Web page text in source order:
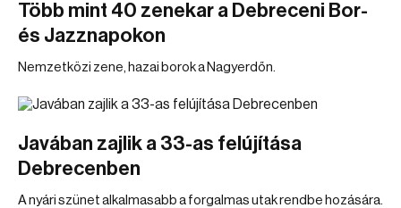
Több mint 40 zenekar a Debreceni Bor-
és Jazznapokon
Nemzetközi zene, hazai borok a Nagyerdőn.
Javában zajlik a 33-as felújítása
Debrecenben
A nyári szünet alkalmasabb a forgalmas utak rendbe hozására.